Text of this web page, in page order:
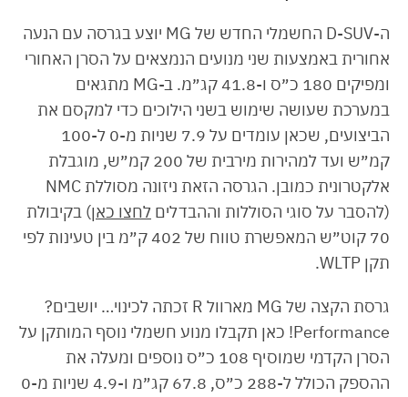
ה-D-SUV החשמלי החדש של MG יוצע בגרסה עם הנעה
אחורית באמצעות שני מנועים הנמצאים על הסרן האחורי
ומפיקים 180 כ״ס ו-41.8 קג״מ. ב-MG מתגאים
במערכת שעושה שימוש בשני הילוכים כדי למקסם את
הביצועים, שכאן עומדים על 7.9 שניות מ-0 ל-100
קמ״ש ועד למהירות מירבית של 200 קמ״ש, מוגבלת
אלקטרונית כמובן. הגרסה הזאת ניזונה מסוללת NMC
(להסבר על סוגי הסוללות וההבדלים לחצו כאן) בקיבולת
70 קוט״ש המאפשרת טווח של 402 ק״מ בין טעינות לפי
תקן WLTP.
גרסת הקצה של MG מארוול R זכתה לכינוי… יושבים?
Performance! כאן תקבלו מנוע חשמלי נוסף המותקן על
הסרן הקדמי שמוסיף 108 כ״ס נוספים ומעלה את
ההספק הכולל ל-288 כ״ס, 67.8 קג״מ ו-4.9 שניות מ-0